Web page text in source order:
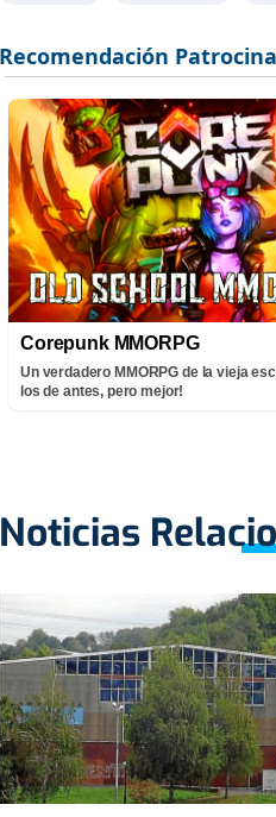
Corepunk MMORPG
Un verdadero MMORPG de la vieja
los de antes, pero mejor!
Noticias